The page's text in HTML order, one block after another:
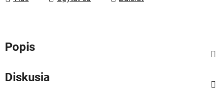
Popis
Diskusia